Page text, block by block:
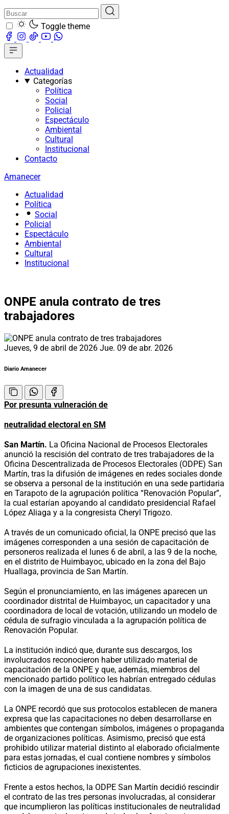
Toggle theme
Actualidad
Categorías
Política
Social
Policial
Espectáculo
Ambiental
Cultural
Institucional
Contacto
Amanecer
Actualidad
Política
Social
Policial
Espectáculo
Ambiental
Cultural
Institucional
ONPE anula contrato de tres
trabajadores
Jueves, 9 de abril de 2026 Jue. 09 de abr. 2026
Diario Amanecer
Por presunta vulneración de
neutralidad electoral en SM
San Martín. La Oficina Nacional de Procesos Electorales
anunció la rescisión del contrato de tres trabajadores de la
Oficina Descentralizada de Procesos Electorales (ODPE) San
Martín, tras la difusión de imágenes en redes sociales donde
se observa a personal de la institución en una sede partidaria
en Tarapoto de la agrupación política “Renovación Popular”,
la cual estarían apoyando al candidato presidencial Rafael
López Aliaga y a la congresista Cheryl Trigozo.
A través de un comunicado oficial, la ONPE precisó que las
imágenes corresponden a una sesión de capacitación de
personeros realizada el lunes 6 de abril, a las 9 de la noche,
en el distrito de Huimbayoc, ubicado en la zona del Bajo
Huallaga, provincia de San Martín.
Según el pronunciamiento, en las imágenes aparecen un
coordinador distrital de Huimbayoc, un capacitador y una
coordinadora de local de votación, utilizando un modelo de
cédula de sufragio vinculada a la agrupación política de
Renovación Popular.
La institución indicó que, durante sus descargos, los
involucrados reconocieron haber utilizado material de
capacitación de la ONPE y que, además, miembros del
mencionado partido político les habrían entregado cédulas
con la imagen de una de sus candidatas.
La ONPE recordó que sus protocolos establecen de manera
expresa que las capacitaciones no deben desarrollarse en
ambientes que contengan símbolos, imágenes o propaganda
de organizaciones políticas. Asimismo, precisó que está
prohibido utilizar material distinto al elaborado oficialmente
para estas jornadas, el cual contiene nombres y símbolos
ficticios de agrupaciones inexistentes.
Frente a estos hechos, la ODPE San Martín decidió rescindir
el contrato de las tres personas involucradas, al considerar
que incumplieron las políticas institucionales de neutralidad